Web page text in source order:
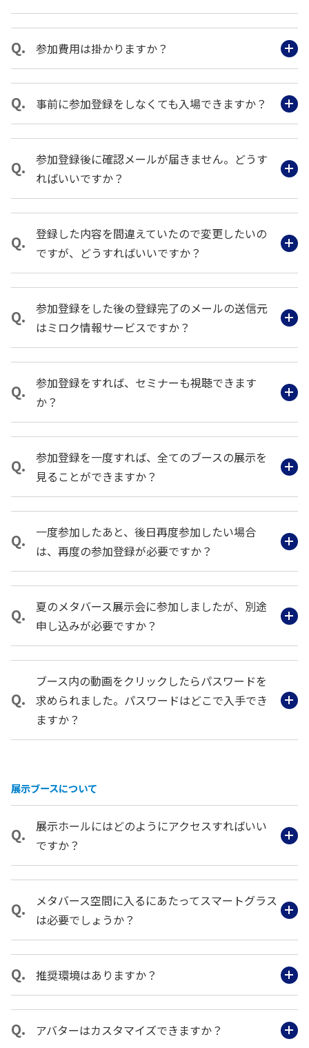
参加費用は掛かりますか？
事前に参加登録をしなくても入場できますか？
参加登録後に確認メールが届きません。どうす
ればいいですか？
登録した内容を間違えていたので変更したいの
ですが、どうすればいいですか？
参加登録をした後の登録完了のメールの送信元
はミロク情報サービスですか？
参加登録をすれば、セミナーも視聴できます
か？
参加登録を一度すれば、全てのブースの展示を
見ることができますか？
一度参加したあと、後日再度参加したい場合
は、再度の参加登録が必要ですか？
夏のメタバース展示会に参加しましたが、別途
申し込みが必要ですか？
ブース内の動画をクリックしたらパスワードを
求められました。パスワードはどこで入手でき
ますか？
展示ブースについて
展示ホールにはどのようにアクセスすればいい
ですか？
メタバース空間に入るにあたってスマートグラス
は必要でしょうか？
推奨環境はありますか？
アバターはカスタマイズできますか？